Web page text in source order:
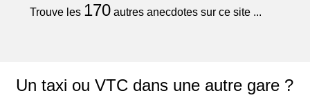
Trouve les 170autres anecdotes sur ce site ...
Un taxi ou VTC dans une autre gare ?